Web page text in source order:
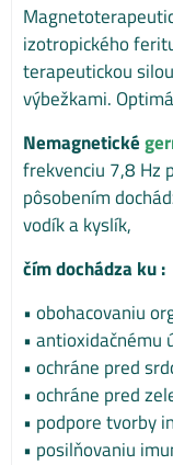
izotropického
terapeutickou
výbežkami.
Nemagnetickég
frekvenciu 7,8 Hz
pôsobením
vodík a kyslík,
čím dochádza ku :
• obohacovaniu
• antioxidačnému
• ochráne pred
• ochráne pred
• podpore tvorby
• posilňovaniu